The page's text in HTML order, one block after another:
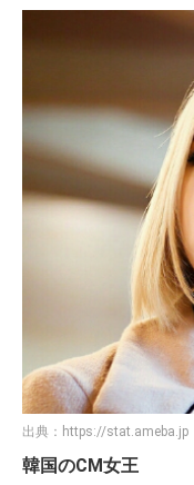
出典： https://stat.ameba.jp
韓国のCM女王